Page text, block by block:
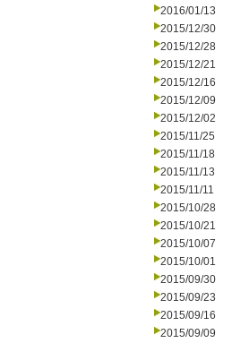
2016/01/13
2015/12/30
2015/12/28
2015/12/21
2015/12/16
2015/12/09
2015/12/02
2015/11/25
2015/11/18
2015/11/13
2015/11/11
2015/10/28
2015/10/21
2015/10/07
2015/10/01
2015/09/30
2015/09/23
2015/09/16
2015/09/09